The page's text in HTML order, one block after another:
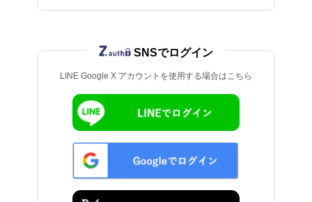
LINE Google X アカウントを使用する場合はこちら
SNSでログイン